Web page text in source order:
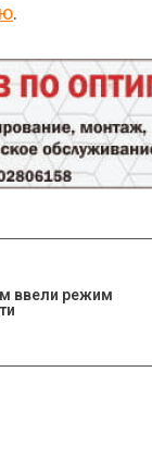
.
ввели режим